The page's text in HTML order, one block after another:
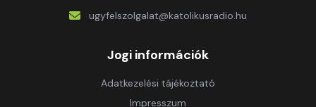
ugyfelszolgalat@katolikusradio.hu
Jogi információk
Adatkezelési tájékoztató
Impresszum